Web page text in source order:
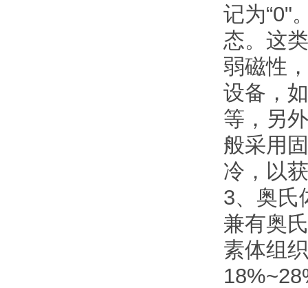
记为“0"
态。这
弱磁性
设备，
等，另
般采用
冷，以
3、奥氏
兼有奥
素体组